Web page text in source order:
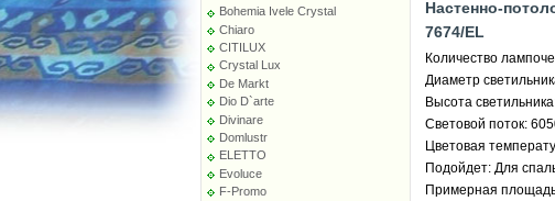
Bohemia Ivele Crystal
Chiaro
CITILUX
Crystal Lux
De Markt
Dio D`arte
Divinare
Domlustr
ELETTO
Evoluce
F-Promo
Настенно-
7674/EL
Количество
Диаметр
Высота
Световой поток:
Цветовая
Подойдет: Для
Примерная